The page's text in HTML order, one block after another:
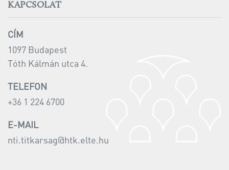
KAPCSOLAT
CÍM
1097 Budapest
Tóth Kálmán utca 4.
TELEFON
+36 1 224 6700
E-MAIL
nti.titkarsag@htk.elte.hu